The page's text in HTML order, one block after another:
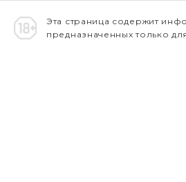
Эта страница содержит
предназначенных только